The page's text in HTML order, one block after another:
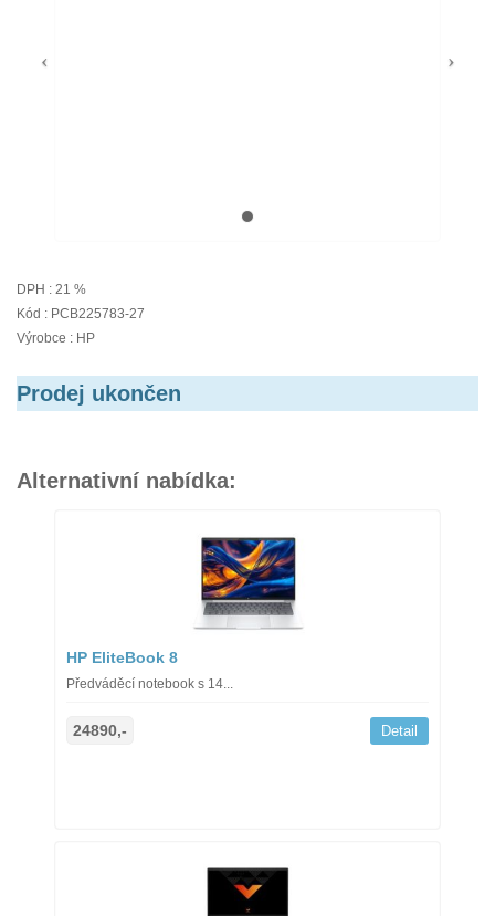
DPH : 21 %
Kód : PCB225783-27
Výrobce : HP
Prodej ukončen
Alternativní nabídka:
HP EliteBook 8
Předváděcí notebook s 14...
24890,- Detail